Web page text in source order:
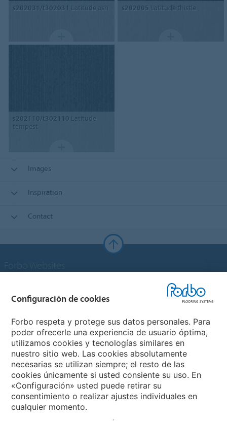
s202031/t302031 Latitude ash s202005 Latitude thistle
s202110/t302110 Latitude
tempest
Images
Inspiration
Contact
Forbo Flooring Systems
Forbo Movement Systems
Selecciona un país
Configuración de cookies
Forbo respeta y protege sus datos personales. Para
poder ofrecerle una experiencia de usuario óptima,
utilizamos cookies y tecnologías similares en
nuestro sitio web. Las cookies absolutamente
necesarias se utilizan siempre; el resto de las
cookies únicamente si usted consiente su uso. En
«Configuración» usted puede retirar su
consentimiento o realizar ajustes individuales en
cualquier momento.